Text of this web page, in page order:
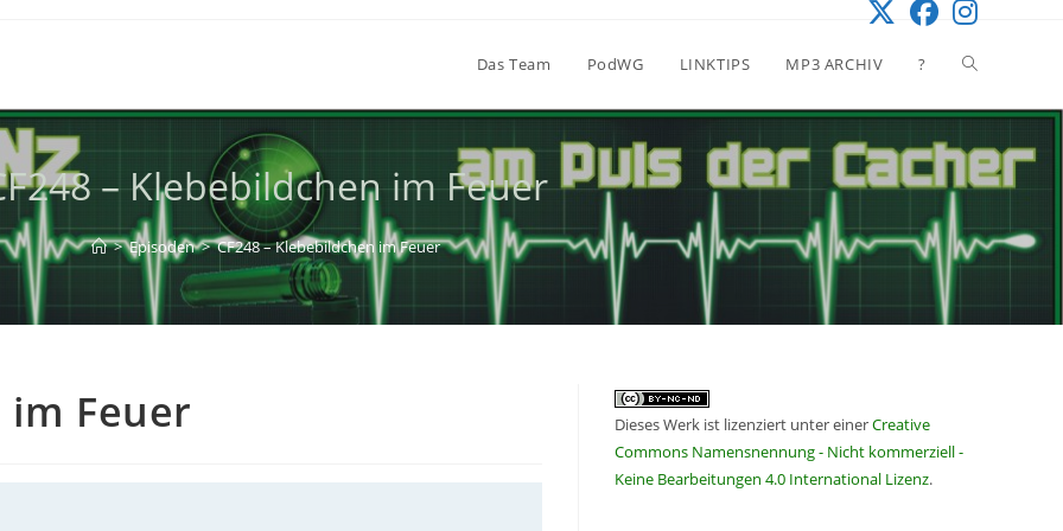
Das Team PodWG LINKTIPS MP3 ARCHIV ? Website-
Suche
umschalten
– Klebebildchen im Feuer
> Episoden > CF248 – Klebebildchen im Feuer
im Feuer Dieses Werk ist lizenziert unter einerCreative
Commons Namensnennung - Nicht kommerziell -
Keine Bearbeitungen 4.0 International Lizenz.